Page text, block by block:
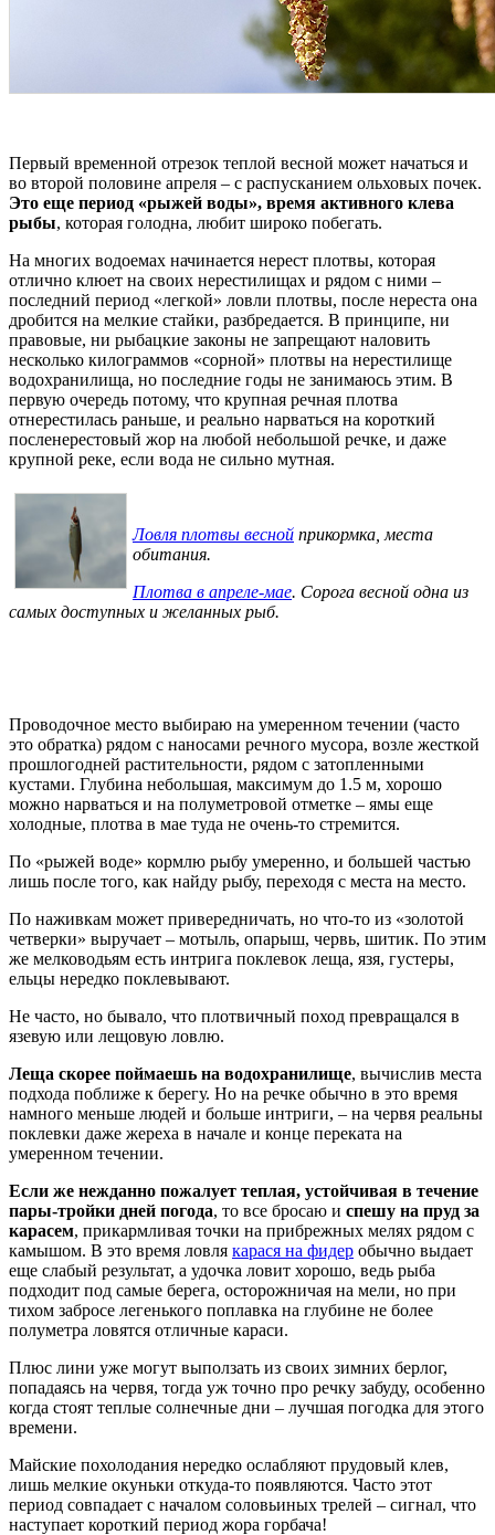
Первый временной отрезок теплой весной может начаться и
во второй половине апреля – с распусканием ольховых почек.
Это еще период «рыжей воды», время активного клева
рыбы, которая голодна, любит широко побегать.
На многих водоемах начинается нерест плотвы, которая
отлично клюет на своих нерестилищах и рядом с ними –
последний период «легкой» ловли плотвы, после нереста она
дробится на мелкие стайки, разбредается. В принципе, ни
правовые, ни рыбацкие законы не запрещают наловить
несколько килограммов «сорной» плотвы на нерестилище
водохранилища, но последние годы не занимаюсь этим. В
первую очередь потому, что крупная речная плотва
отнерестилась раньше, и реально нарваться на короткий
посленерестовый жор на любой небольшой речке, и даже
крупной реке, если вода не сильно мутная.
Ловля плотвы весной прикормка, места
обитания.
Плотва в апреле-мае. Сорога весной одна из
самых доступных и желанных рыб.
Проводочное место выбираю на умеренном течении (часто
это обратка) рядом с наносами речного мусора, возле жесткой
прошлогодней растительности, рядом с затопленными
кустами. Глубина небольшая, максимум до 1.5 м, хорошо
можно нарваться и на полуметровой отметке – ямы еще
холодные, плотва в мае туда не очень-то стремится.
По «рыжей воде» кормлю рыбу умеренно, и большей частью
лишь после того, как найду рыбу, переходя с места на место.
По наживкам может привередничать, но что-то из «золотой
четверки» выручает – мотыль, опарыш, червь, шитик. По этим
же мелководьям есть интрига поклевок леща, язя, густеры,
ельцы нередко поклевывают.
Не часто, но бывало, что плотвичный поход превращался в
язевую или лещовую ловлю.
Леща скорее поймаешь на водохранилище, вычислив места
подхода поближе к берегу. Но на речке обычно в это время
намного меньше людей и больше интриги, – на червя реальны
поклевки даже жереха в начале и конце переката на
умеренном течении.
Если же нежданно пожалует теплая, устойчивая в течение
пары-тройки дней погода, то все бросаю и спешу на пруд за
карасем, прикармливая точки на прибрежных мелях рядом с
камышом. В это время ловля карася на фидер обычно выдает
еще слабый результат, а удочка ловит хорошо, ведь рыба
подходит под самые берега, осторожничая на мели, но при
тихом забросе легенького поплавка на глубине не более
полуметра ловятся отличные караси.
Плюс лини уже могут выползать из своих зимних берлог,
попадаясь на червя, тогда уж точно про речку забуду, особенно
когда стоят теплые солнечные дни – лучшая погодка для этого
времени.
Майские похолодания нередко ослабляют прудовый клев,
лишь мелкие окуньки откуда-то появляются. Часто этот
период совпадает с началом соловьиных трелей – сигнал, что
наступает короткий период жора горбача!